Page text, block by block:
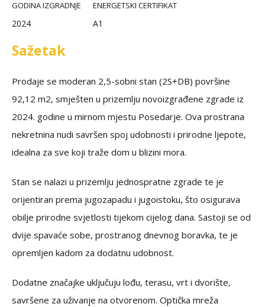
GODINA IZGRADNJE
2024
ENERGETSKI CERTIFIKAT
A1
Sažetak
Prodaje se moderan 2,5-sobni stan (2S+DB) površine
92,12 m2, smješten u prizemlju novoizgrađene zgrade iz
2024. godine u mirnom mjestu Posedarje. Ova prostrana
nekretnina nudi savršen spoj udobnosti i prirodne ljepote,
idealna za sve koji traže dom u blizini mora.
Stan se nalazi u prizemlju jednospratne zgrade te je
orijentiran prema jugozapadu i jugoistoku, što osigurava
obilje prirodne svjetlosti tijekom cijelog dana. Sastoji se od
dvije spavaće sobe, prostranog dnevnog boravka, te je
opremljen kadom za dodatnu udobnost.
Dodatne značajke uključuju lođu, terasu, vrt i dvorište,
savršene za uživanje na otvorenom. Optička mreža